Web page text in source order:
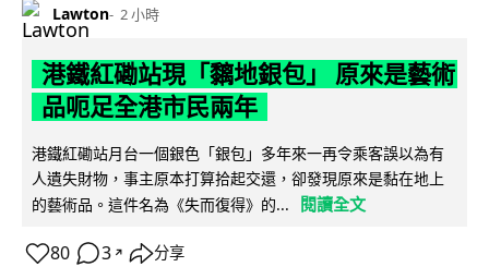
Lawton 2 小時
港鐵紅磡站現「黐地銀包」 原來是藝術
品呃足全港市民兩年
港鐵紅磡站月台一個銀色「銀包」多年來一再令乘客誤以為有
人遺失財物，事主原本打算拾起交還，卻發現原來是黏在地上
的藝術品。這件名為《失而復得》的...
閱讀全文
80 3 ↗ 分享